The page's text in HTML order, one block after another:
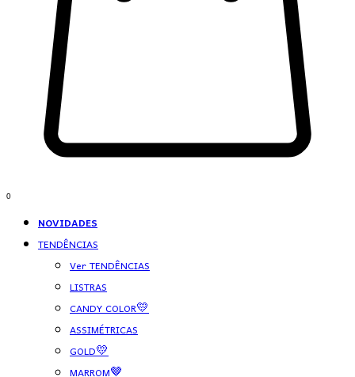
0
NOVIDADES
TENDÊNCIAS
Ver TENDÊNCIAS
LISTRAS
CANDY COLOR💛
ASSIMÉTRICAS
GOLD💛